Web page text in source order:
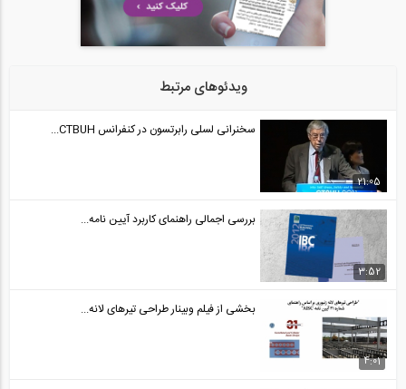
ویدئوهای مرتبط
21:05
سخنرانی لسلی رابرتسون در کنفرانس CTBUH...
3:52
بررسی اجمالی راهنمای کاربرد آیین نامه...
4:01
بخشی از فیلم وبینار طراحی تیرهای لانه...